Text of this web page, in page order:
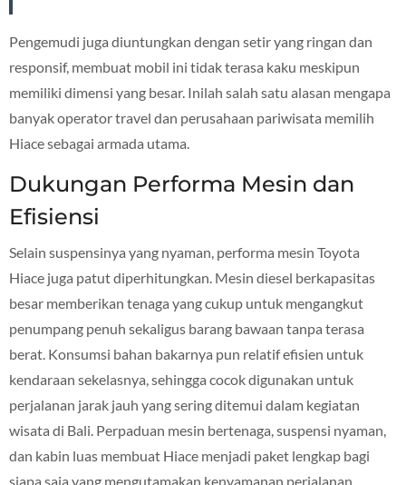
Pengemudi juga diuntungkan dengan setir yang ringan dan
responsif, membuat mobil ini tidak terasa kaku meskipun
memiliki dimensi yang besar. Inilah salah satu alasan mengapa
banyak operator travel dan perusahaan pariwisata memilih
Hiace sebagai armada utama.
Dukungan Performa Mesin dan
Efisiensi
Selain suspensinya yang nyaman, performa mesin Toyota
Hiace juga patut diperhitungkan. Mesin diesel berkapasitas
besar memberikan tenaga yang cukup untuk mengangkut
penumpang penuh sekaligus barang bawaan tanpa terasa
berat. Konsumsi bahan bakarnya pun relatif efisien untuk
kendaraan sekelasnya, sehingga cocok digunakan untuk
perjalanan jarak jauh yang sering ditemui dalam kegiatan
wisata di Bali. Perpaduan mesin bertenaga, suspensi nyaman,
dan kabin luas membuat Hiace menjadi paket lengkap bagi
siapa saja yang mengutamakan kenyamanan perjalanan.